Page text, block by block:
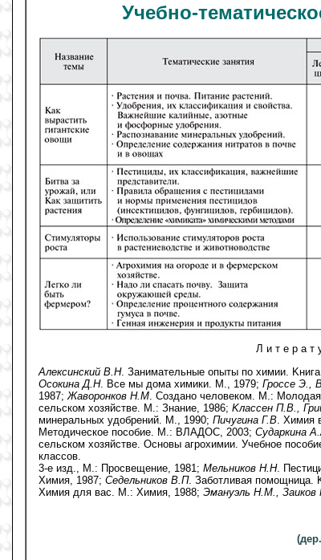
Учебно-
Л и т е р а т
Алексинский В.Н. Занимательные опыты по химии.
Осокина Д.Н. Все мы дома химики. М., 1979; Гроссе Э.,
1987; Жаворонков Н.М . Создано человеком. М.:
сельском хозяйстве. М.: Знание, 1986; Kлассен П.В.,
минеральных удобрений. М., 1990; Пичугина Г.В . Химия
Методическое пособие. М.: ВЛАДОС, 2003; Сударкина
сельском хозяйстве. Основы агрохимии. Учебное
классов.
3-е изд., М.: Просвещение, 1981; Мельников Н.Н.
Химия, 1987; Седельников В.П. Заботливая помощница.
Химия для вас. М.: Химия, 1988; Эмануэль Н.М., Заиков